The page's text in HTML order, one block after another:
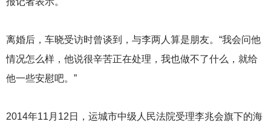
离婚后，车晓受访时曾谈到，与李两人算是朋友。“我会问他
情况怎么样，他说很辛苦正在处理，我也做不了什么，就给
他一些安慰吧。”
2014年11月12日，运城市中级人民法院受理李兆会旗下的海